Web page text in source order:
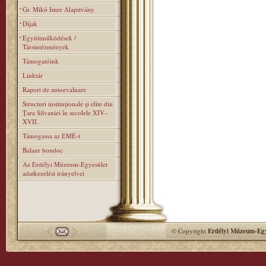
Gr. Mikó Imre Alapitvány
Díjak
Együttműködések /
Társintézmények
Támogatóink
Linktár
Raport de autoevaluare
Structuri instituţionale şi elite din
Ţara Silvaniei în secolele XIV–
XVII.
Támogassa az EMÉ-t
Balaur bondoc
Az Erdélyi Múzeum-Egyesület
adatkezelési irányelvei
© CopyrightErdélyi Múzeum-